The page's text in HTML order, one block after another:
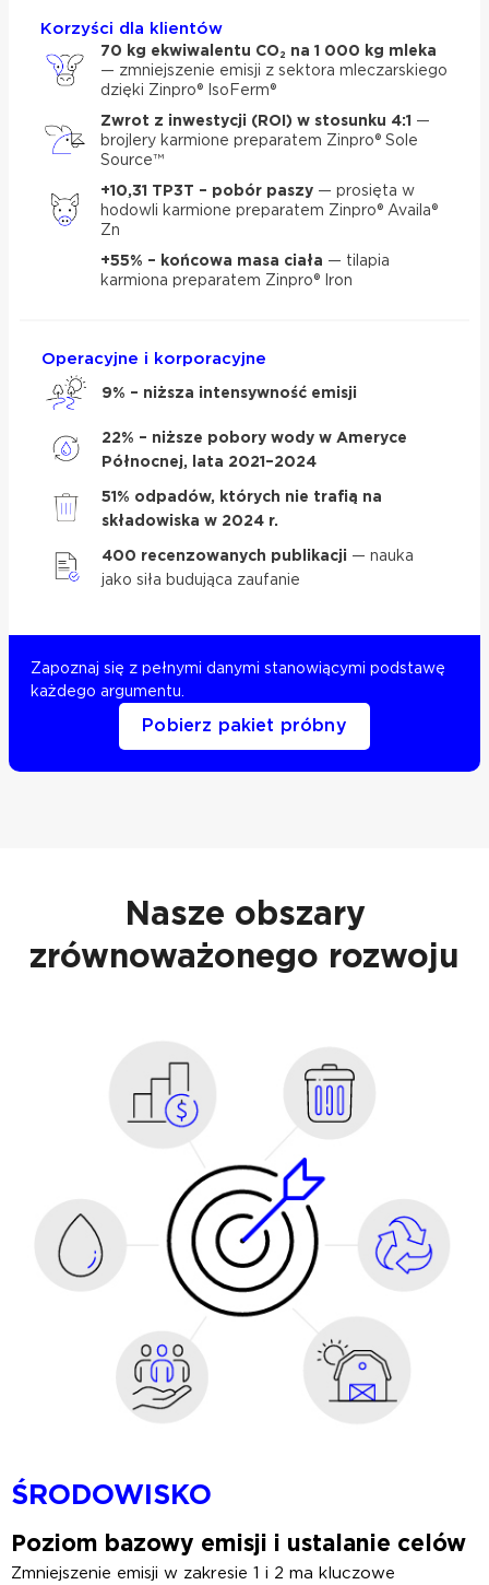
Korzyści dla klientów
70 kg ekwiwalentu CO₂ na 1 000 kg mleka
— zmniejszenie emisji z sektora mleczarskiego
dzięki Zinpro® IsoFerm®
Zwrot z inwestycji (ROI) w stosunku 4:1 —
brojlery karmione preparatem Zinpro® Sole
Source™
+10,31 TP3T – pobór paszy — prosięta w
hodowli karmione preparatem Zinpro® Availa®
Zn
+55% – końcowa masa ciała — tilapia
karmiona preparatem Zinpro® Iron
Operacyjne i korporacyjne
9% – niższa intensywność emisji
22% – niższe pobory wody w Ameryce
Północnej, lata 2021–2024
51% odpadów, których nie trafią na
składowiska w 2024 r.
400 recenzowanych publikacji — nauka
jako siła budująca zaufanie
Zapoznaj się z pełnymi danymi stanowiącymi podstawę
każdego argumentu.
Pobierz pakiet próbny
Nasze obszary
zrównoważonego rozwoju
ŚRODOWISKO
Poziom bazowy emisji i ustalanie celów
Zmniejszenie emisji w zakresie 1 i 2 ma kluczowe